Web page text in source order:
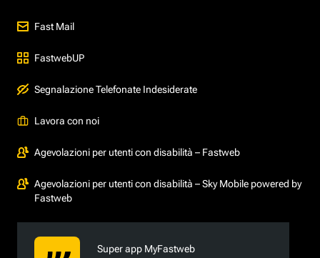
Fast Mail
FastwebUP
Segnalazione Telefonate Indesiderate
Lavora con noi
Agevolazioni per utenti con disabilità – Fastweb
Agevolazioni per utenti con disabilità – Sky Mobile powered by
Fastweb
Super app MyFastweb